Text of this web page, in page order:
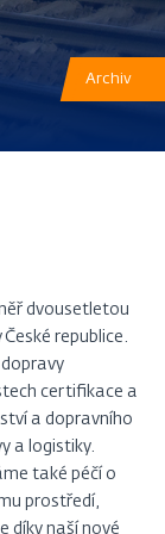
Archiv
dvousetletou
republice.
dopravy
certifikace a
a dopravního
a logistiky.
také péčí o
prostředí,
díky naší nové